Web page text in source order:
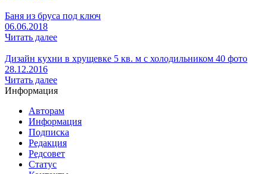
Баня из бруса под ключ
06.06.2018
Читать далее
Дизайн кухни в хрущевке 5 кв. м с холодильником 40 фото
28.12.2016
Читать далее
Информация
Авторам
Информация
Подписка
Редакция
Редсовет
Статус